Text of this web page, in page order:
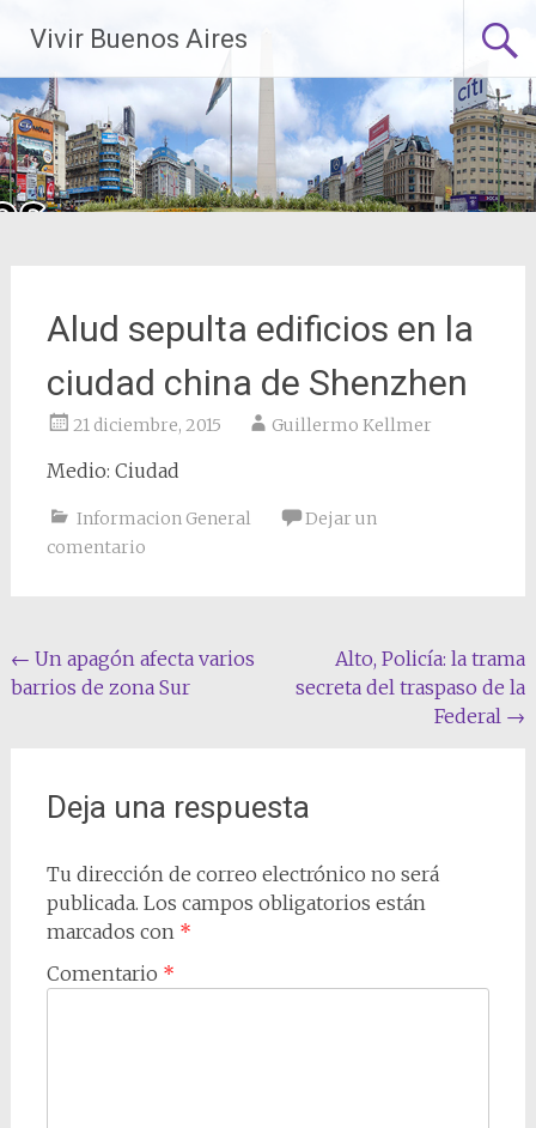
contenido
Vivir Buenos Aires
Alud sepulta edificios en la
ciudad china de Shenzhen
21 diciembre, 2015 Guillermo Kellmer
Medio: Ciudad
Informacion General
Dejar un
comentario
Navegación
de
← Un apagón afecta varios
barrios de zona Sur
Alto, Policía: la trama
secreta del traspaso de la
Federal →
Deja una respuesta
Tu dirección de correo electrónico no será
publicada. Los campos obligatorios están
marcados con *
Comentario *